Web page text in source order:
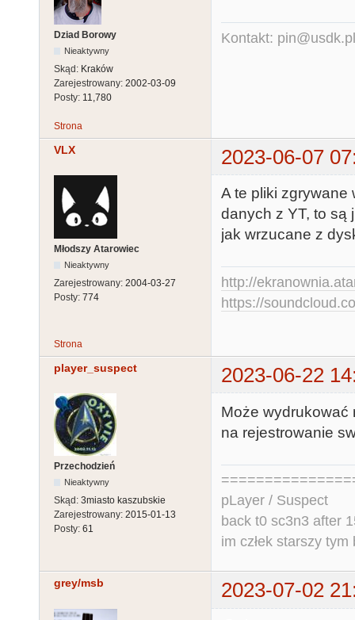
Dziad Borowy
Nieaktywny
Skąd: Kraków
Zarejestrowany: 2002-03-09
Posty: 11,780
Kontakt: pin@usdk.pl
Strona
VLX 2023-06-07
Młodszy Atarowiec
Nieaktywny
Zarejestrowany: 2004-03-27
Posty: 774
A te pliki
danych z YT, to są
jak wrzucane z
http://
https://
Strona
player_suspect 2023-06-22
Przechodzień
Nieaktywny
Skąd: 3miasto kaszubskie
Zarejestrowany: 2015-01-13
Posty: 61
Może wydrukować
na rejestrowanie
pLayer / Suspect
back t0 sc3n3 after
im człek starszy
grey/msb 2023-07-02